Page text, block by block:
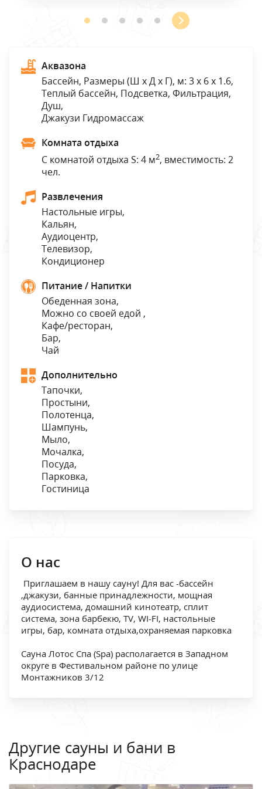
Аквазона
Бассейн, Размеры (Ш x Д x Г), м: 3 x 6 x 1.6,
Теплый бассейн, Подсветка, Фильтрация,
Душ,
Джакузи Гидромассаж
Комната отдыха
С комнатой отдыха S: 4 м2, вместимость: 2
чел.
Развлечения
Настольные игры,
Кальян,
Аудиоцентр,
Телевизор,
Кондиционер
Питание / Напитки
Обеденная зона,
Можно со своей едой ,
Кафе/ресторан,
Бар,
Чай
Дополнительно
Тапочки,
Простыни,
Полотенца,
Шампунь,
Мыло,
Мочалка,
Посуда,
Парковка,
Гостиница
О нас
Приглашаем в нашу сауну! Для вас -бассейн
,джакузи, банные принадлежности, мощная
аудиосистема, домашний кинотеатр, сплит
система, зона барбекю, TV, WI-FI, настольные
игры, бар, комната отдыха,охраняемая парковка
Сауна Лотос Спа (Spa) располагается в Западном
округе в Фестивальном районе по улице
Монтажников 3/12
Другие сауны и бани в
Краснодаре